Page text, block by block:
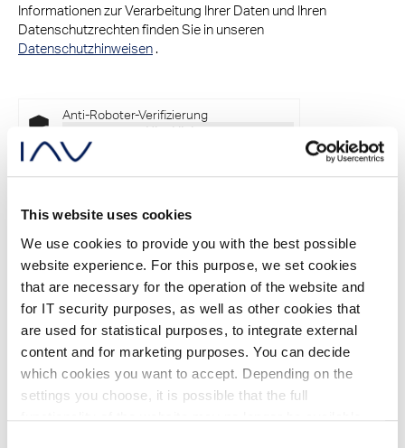
This website uses cookies
We use cookies to provide you with the best possible
website experience. For this purpose, we set cookies
that are necessary for the operation of the website and
for IT security purposes, as well as other cookies that
are used for statistical purposes, to integrate external
content and for marketing purposes. You can decide
which cookies you want to accept. Depending on the
settings you choose, it is possible that the full
Informationen zur Verarbeitung Ihrer Daten und Ihren
Datenschutzrechten finden Sie in unseren
Datenschutzhinweisen .
Anti-Roboter-Verifizierung
Hier klicken
Logo Download
Unser Logo steht zum Download bereit und kann